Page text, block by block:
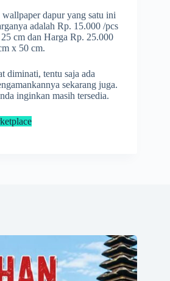
dapur yang satu ini
adalah Rp. 15.000 /pcs
cm dan Harga Rp. 25.000
x 50 cm.
diminati, tentu saja ada
sekarang juga.
inginkan masih tersedia.